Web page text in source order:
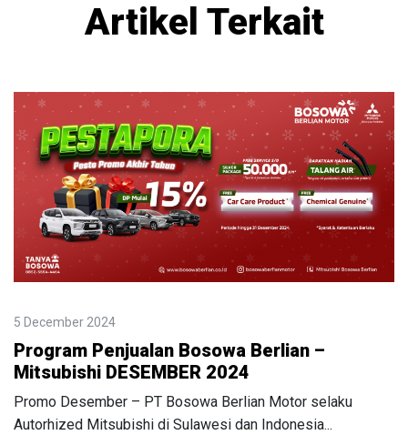
Artikel Terkait
5 December 2024
Program Penjualan Bosowa Berlian –
Mitsubishi DESEMBER 2024
Promo Desember – PT Bosowa Berlian Motor selaku
Autorhized Mitsubishi di Sulawesi dan Indonesia...